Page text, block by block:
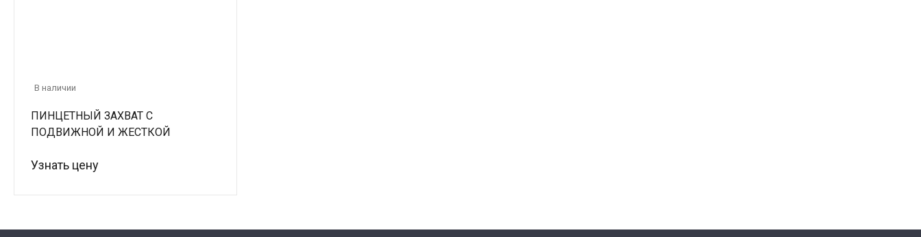
В наличии
ПИНЦЕТНЫЙ ЗАХВАТ С
ПОДВИЖНОЙ И ЖЕСТКОЙ
Узнать цену